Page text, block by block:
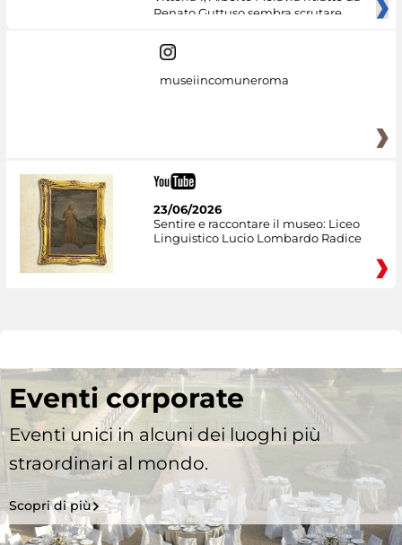
Renato Guttuso sembra scrutare
museiincomuneroma
23/06/2026
Sentire e raccontare il museo: Liceo
Linguistico Lucio Lombardo Radice
Eventi corporate
Eventi unici in alcuni dei luoghi più
straordinari al mondo.
Scopri di più